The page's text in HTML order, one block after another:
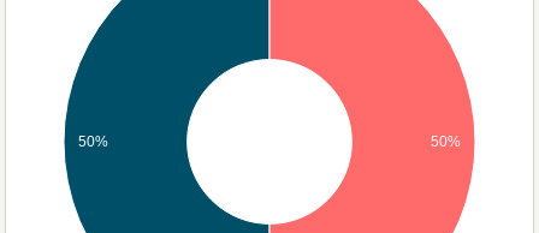
50% 50%